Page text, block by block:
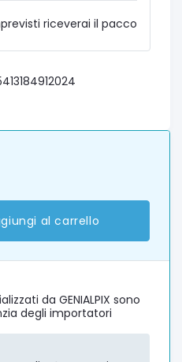
riceverai il pacco
al carrello
da GENIALPIX sono
degli importatori